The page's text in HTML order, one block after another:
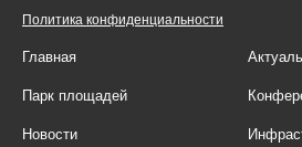
Политика конфиденциальности
Главная
Парк площадей
Новости